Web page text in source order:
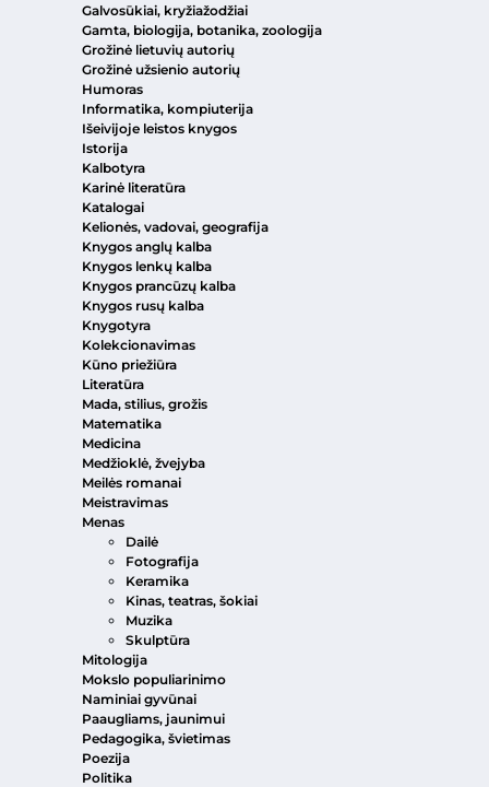
Galvosūkiai, kryžiažodžiai
Gamta, biologija, botanika, zoologija
Grožinė lietuvių autorių
Grožinė užsienio autorių
Humoras
Informatika, kompiuterija
Išeivijoje leistos knygos
Istorija
Kalbotyra
Karinė literatūra
Katalogai
Kelionės, vadovai, geografija
Knygos anglų kalba
Knygos lenkų kalba
Knygos prancūzų kalba
Knygos rusų kalba
Knygotyra
Kolekcionavimas
Kūno priežiūra
Literatūra
Mada, stilius, grožis
Matematika
Medicina
Medžioklė, žvejyba
Meilės romanai
Meistravimas
Menas
Dailė
Fotografija
Keramika
Kinas, teatras, šokiai
Muzika
Skulptūra
Mitologija
Mokslo populiarinimo
Naminiai gyvūnai
Paaugliams, jaunimui
Pedagogika, švietimas
Poezija
Politika